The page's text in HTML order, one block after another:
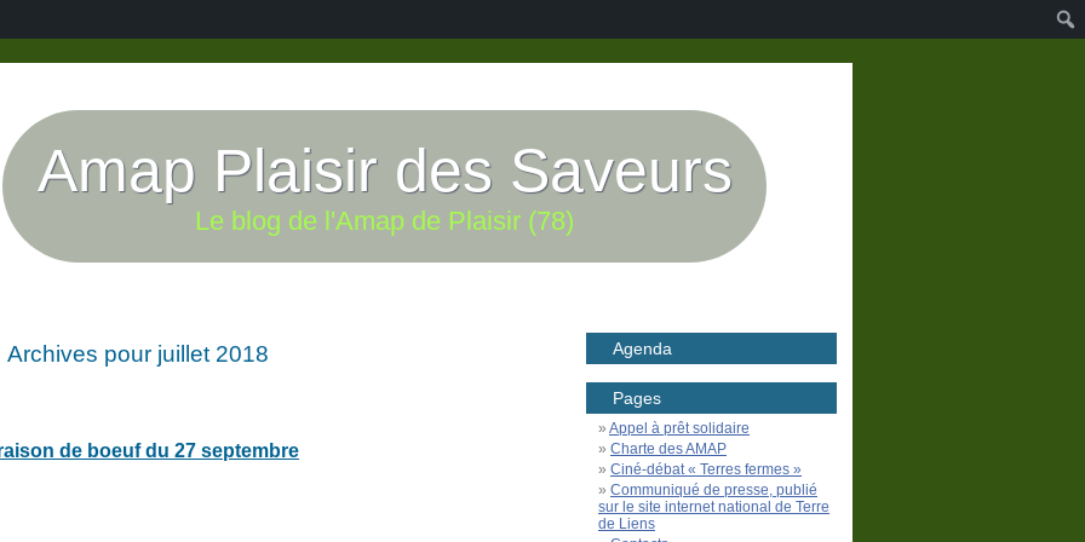
Amap Plaisir des Saveurs
Le blog de l'Amap de Plaisir (78)
Archives pour juillet 2018
de boeuf du 27 septembre
Agenda
Pages
Appel à prêt solidaire
Charte des AMAP
Ciné-débat « Terres fermes »
Communiqué de presse, publié
sur le site internet national de Terre
de Liens